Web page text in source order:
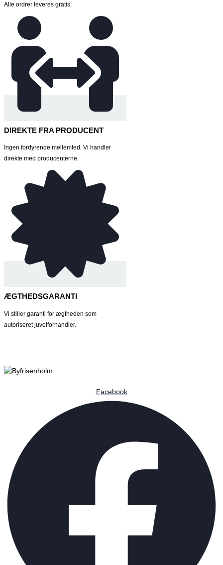
Alle ordrer leveres gratis.
DIREKTE FRA PRODUCENT
Ingen fordyrende mellemled. Vi handler
direkte med producenterne.
ÆGTHEDSGARANTI
Vi stiller garanti for ægtheden som
autoriseret juvelforhandler.
Facebook